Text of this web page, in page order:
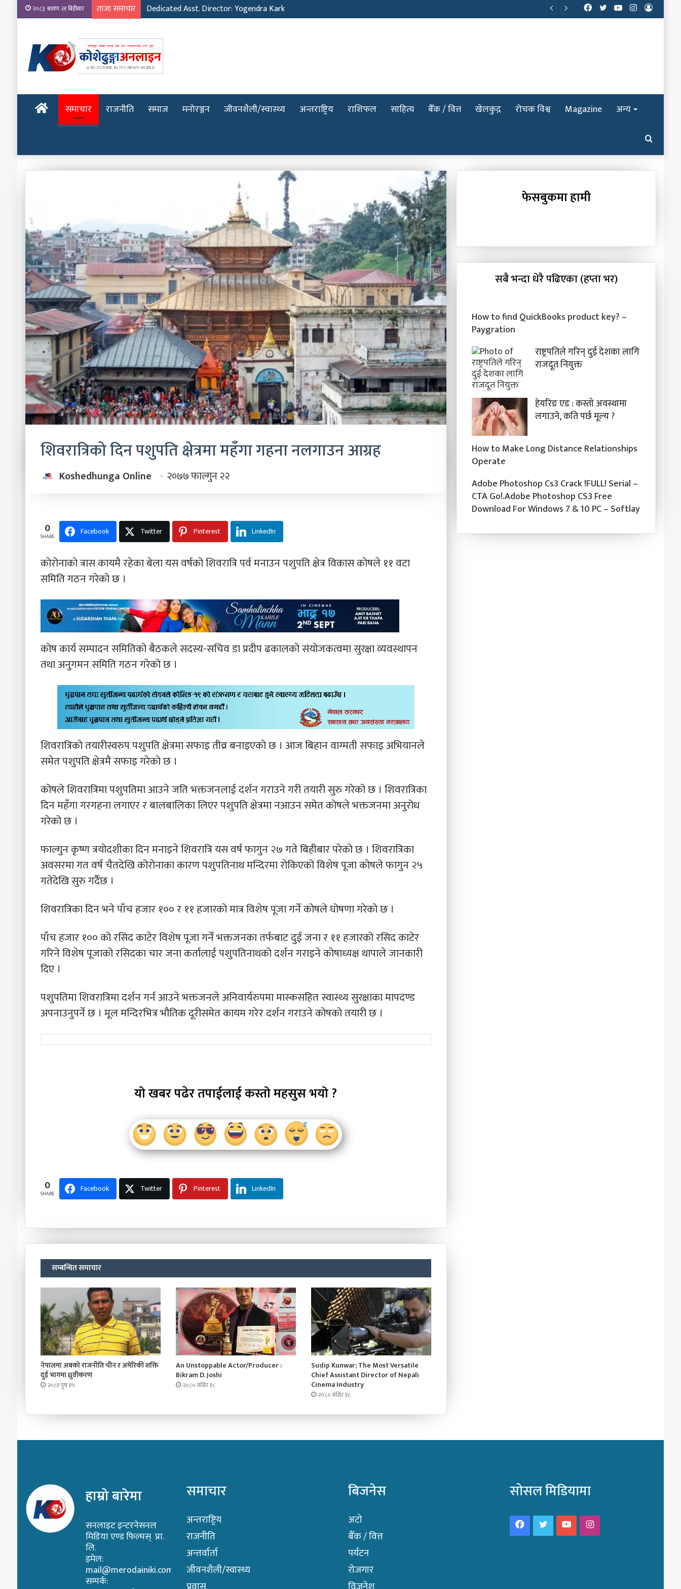
२०८३ श्रावण २१ बिहीबार ताजा समाचार Dedicated Asst. Director: Yogendra Kark
Log
Instagram
YouTube
Twitter
Facebook
होमपेजसमाचार राजनीति समाज मनोरञ्जन जीवनशैली/स्वास्थ्य अन्तराष्ट्रिय राशिफल साहित्य बैँक / वित्त खेलकुद़़ रोचक विश्व Magazine अन्य
Search
for
शिवरात्रिको दिन पशुपति क्षेत्रमा महँगा गहना नलगाउन आग्रह
Koshedhunga Online २०७७ फाल्गुन २२
0
SHARE Facebook Twitter Pinterest LinkedIn
कोरोनाको त्रास कायमै रहेका बेला यस वर्षको शिवरात्रि पर्व मनाउन पशुपति क्षेत्र विकास कोषले ११ वटा
समिति गठन गरेको छ ।
कोष कार्य सम्पादन समितिको बैठकले सदस्य-सचिव डा प्रदीप ढकालको संयोजकत्वमा सुरक्षा व्यवस्थापन
तथा अनुगमन समिति गठन गरेको छ ।
शिवरात्रिको तयारीस्वरुप पशुपति क्षेत्रमा सफाइ तीव्र बनाइएको छ । आज बिहान वाग्मती सफाइ अभियानले
समेत पशुपति क्षेत्रमै सफाइ गरेको छ ।
कोषले शिवरात्रिमा पशुपतिमा आउने जति भक्तजनलाई दर्शन गराउने गरी तयारी सुरु गरेको छ । शिवरात्रिका
दिन महँगा गरगहना लगाएर र बालबालिका लिएर पशुपति क्षेत्रमा नआउन समेत कोषले भक्तजनमा अनुरोध
गरेको छ ।
फाल्गुन कृष्ण त्रयोदशीका दिन मनाइने शिवरात्रि यस वर्ष फागुन २७ गते बिहीबार परेको छ । शिवरात्रिका
अवसरमा गत वर्ष चैतदेखि कोरोनाका कारण पशुपतिनाथ मन्दिरमा रोकिएको विशेष पूजा कोषले फागुन २५
गतेदेखि सुरु गर्दैछ ।
शिवरात्रिका दिन भने पाँच हजार १०० र ११ हजारको मात्र विशेष पूजा गर्ने कोषले घोषणा गरेको छ ।
पाँच हजार १०० को रसिद काटेर विशेष पूजा गर्ने भक्तजनका तर्फबाट दुई जना र ११ हजारको रसिद काटेर
गरिने विशेष पूजाको रसिदका चार जना कर्तालाई पशुपतिनाथको दर्शन गराइने कोषाध्यक्ष थापाले जानकारी
दिए ।
पशुपतिमा शिवरात्रिमा दर्शन गर्न आउने भक्तजनले अनिवार्यरुपमा मास्कसहित स्वास्थ्य सुरक्षाका मापदण्ड
अपनाउनुपर्ने छ । मूल मन्दिरभित्र भौतिक दूरीसमेत कायम गरेर दर्शन गराउने कोषको तयारी छ ।
यो खबर पढेर तपाईलाई कस्तो महसुस भयो ?
0
SHARE Facebook Twitter Pinterest LinkedIn
सम्बन्धित समाचार
नेपालमा अबको राजनीति चीन र अमेरिकी शक्ति
दुई भागमा ध्रुवीकरण
२०८१ पुष १५
An Unstoppable Actor/Producer :
Bikram D. Joshi
२०८० मंसिर १८
Sudip Kunwar; The Most Versatile
Chief Assistant Director of Nepali
Cinema Industry
२०८० मंसिर १८
फेसबुकमा हामी
सबै भन्दा धेरै पढिएका (हप्ता भर)
How to find QuickBooks product key? –
Paygration
राष्ट्रपतिले गरिन् दुई देशका लागि
राजदूत नियुक्त
हेयरिङ एड : कस्तो अवस्थामा
लगाउने, कति पर्छ मूल्य ?
How to Make Long Distance Relationships
Operate
Adobe Photoshop Cs3 Crack !FULL! Serial –
CTA Go!.Adobe Photoshop CS3 Free
Download For Windows 7 & 10 PC – Softlay
हाम्रो बारेमा
सनलाइट इन्टरनेसनल
मिडिया एण्ड फिल्मस् प्रा.
लि.
इमेल:
mail@merodainiki.com
सम्पर्क:
समाचार
अन्तराष्ट्रिय
राजनीति
अन्तर्वार्ता
जीवनशैली/स्वास्थ्य
बिजनेस
अटो
बैँक / वित्त
पर्यटन
रोजगार
सोसल मिडियामा
FacebookTwitterYouTubeInstagram